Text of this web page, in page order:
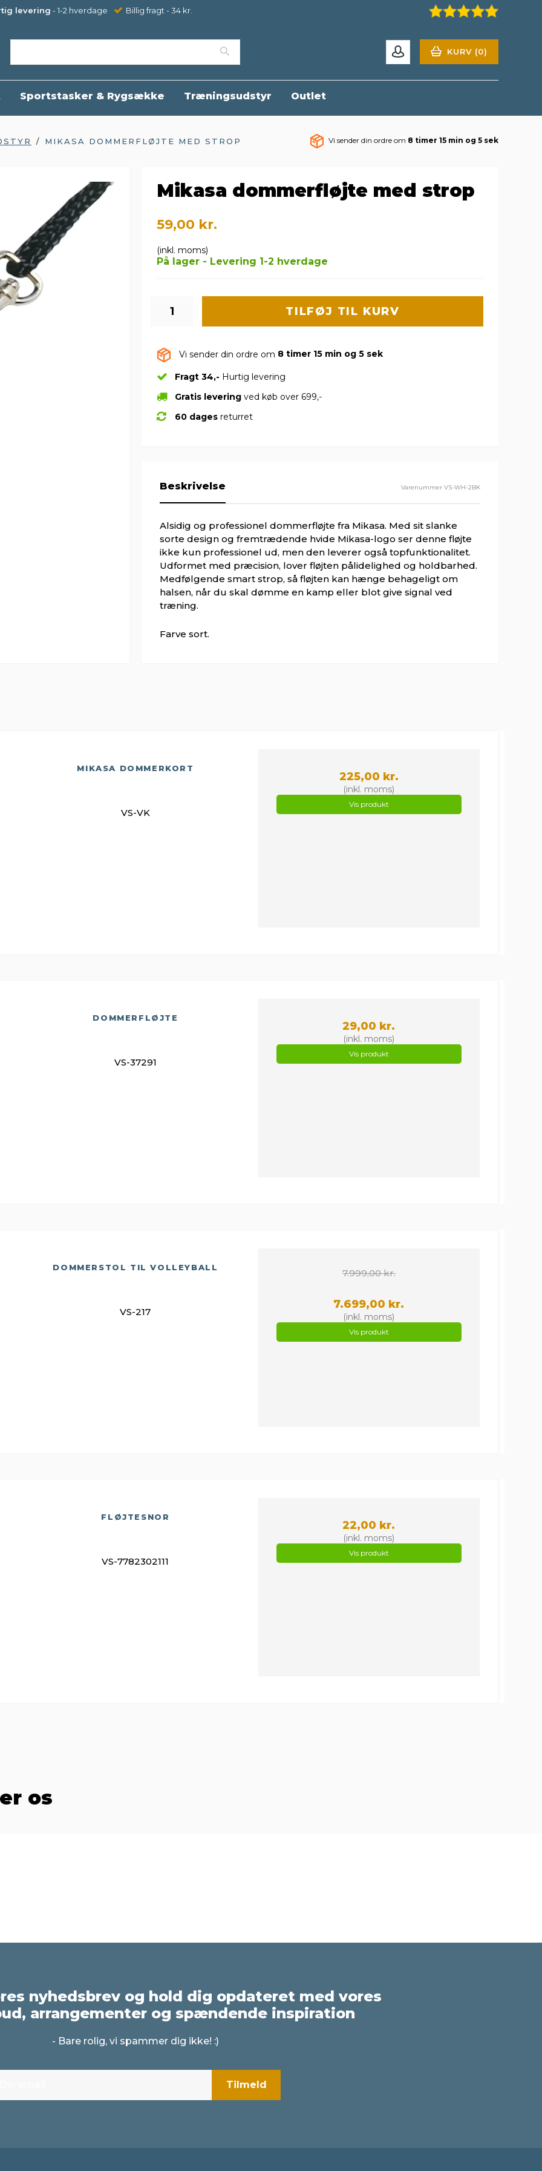
levering - 1-2 hverdage Billig fragt - 34 kr.
KURV (0)
Sportstasker & Rygsække Træningsudstyr Outlet
/ MIKASA DOMMERFLØJTE MED STROP Vi sender din ordre om 8 timer 15 min og 4 sek
Mikasa dommerfløjte med strop
59,00 kr.
(inkl. moms)
På lager - Levering 1-2 hverdage
TILFØJ TIL KURV
Vi sender din ordre om 8 timer 15 min og 4 sek
Fragt 34,- Hurtig levering
Gratis levering ved køb over 699,-
60 dages returret
Varenummer VS-WH-2BK
Beskrivelse
Alsidig og professionel dommerfløjte fra Mikasa. Med sit slanke
sorte design og fremtrædende hvide Mikasa-logo ser denne fløjte
ikke kun professionel ud, men den leverer også topfunktionalitet.
Udformet med præcision, lover fløjten pålidelighed og holdbarhed.
Medfølgende smart strop, så fløjten kan hænge behageligt om
halsen, når du skal dømme en kamp eller blot give signal ved
træning.
Farve sort.
MIKASA DOMMERKORT
VS-VK
225,00 kr.
(inkl. moms)
Vis produkt
DOMMERFLØJTE
VS-37291
29,00 kr.
(inkl. moms)
Vis produkt
DOMMERSTOL TIL VOLLEYBALL
VS-217
7.999,00 kr.
7.699,00 kr.
(inkl. moms)
Vis produkt
FLØJTESNOR
VS-7782302111
22,00 kr.
(inkl. moms)
Vis produkt
os
nyhedsbrev og hold dig opdateret med vores
arrangementer og spændende inspiration
- Bare rolig, vi spammer dig ikke! :)